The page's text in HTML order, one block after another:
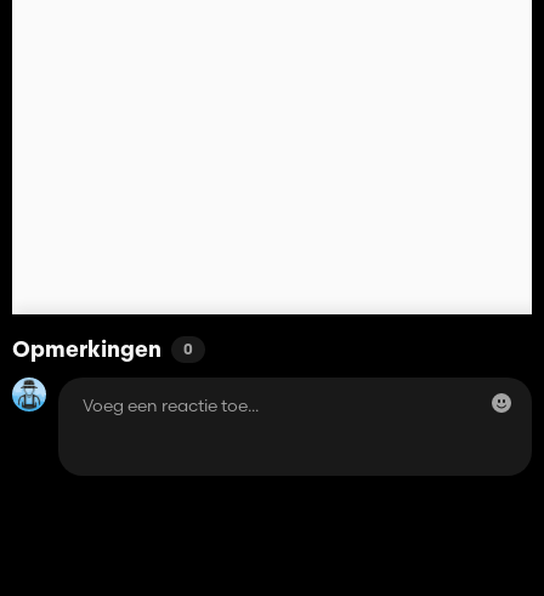
Opmerkingen 0